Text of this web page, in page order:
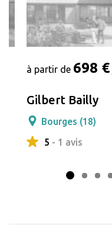
à partir de 698 €
Gilbert Bailly
Bourges (18)
5 - 1 avis